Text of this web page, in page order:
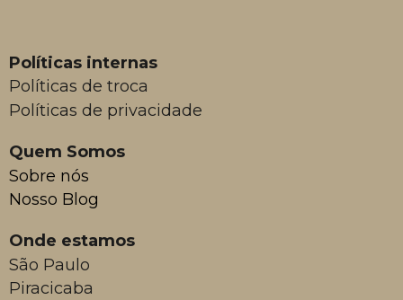
Políticas internas
Políticas de troca
Políticas de privacidade
Quem Somos
Sobre nós
Nosso Blog
Onde estamos
São Paulo
Piracicaba